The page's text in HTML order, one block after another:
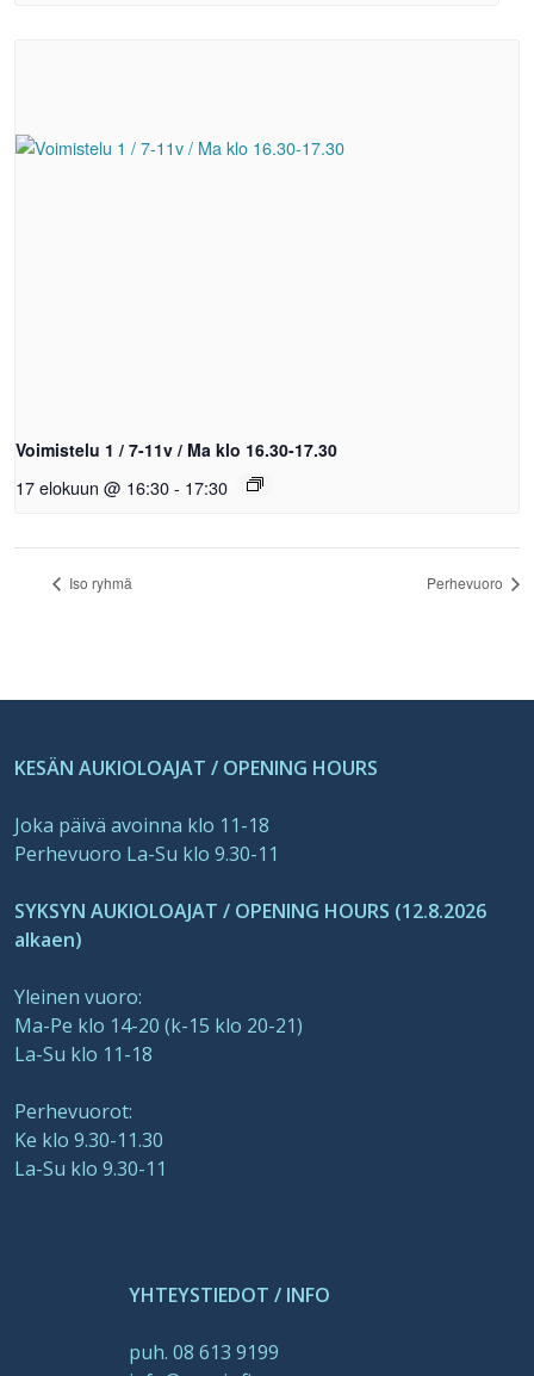
Voimistelu 1 / 7-11v / Ma klo 16.30-17.30
17 elokuun @ 16:30- 17:30
Iso ryhmä Perhevuoro
KESÄN AUKIOLOAJAT / OPENING HOURS
Joka päivä avoinna klo 11-18
Perhevuoro La-Su klo 9.30-11
SYKSYN AUKIOLOAJAT / OPENING HOURS (12.8.2026
alkaen)
Yleinen vuoro:
Ma-Pe klo 14-20 (k-15 klo 20-21)
La-Su klo 11-18
Perhevuorot:
Ke klo 9.30-11.30
La-Su klo 9.30-11
YHTEYSTIEDOT / INFO
puh. 08 613 9199